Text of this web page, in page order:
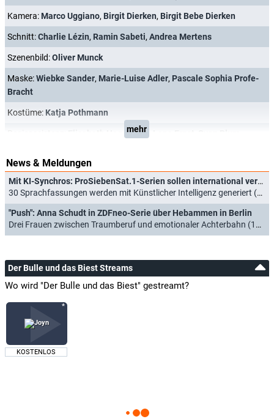
Kamera: Marco Uggiano, Birgit Dierken, Birgit Bebe Dierken
Schnitt:Charlie Lézin, Ramin Sabeti, Andrea Mertens
Szenenbild:Oliver Munck
Maske:Wiebke Sander, Marie-Luise Adler, Pascale Sophia Profe-
Bracht
Kostüme: Katja Pothmann
Elisabeth Hagemann
mehr
News & Meldungen
Mit KI-Synchros: ProSiebenSat.1-Serien sollen international verbreitet werden
30 Sprachfassungen werden mit Künstlicher Intelligenz generiert (09.06.2026)
"Push": Anna Schudt in ZDFneo-Serie über Hebammen in Berlin
Drei Frauen zwischen Traumberuf und emotionaler Achterbahn (19.01.2024)
Der Bulle und das Biest Streams
Wo wird "Der Bulle und das Biest" gestreamt?
KOSTENLOS